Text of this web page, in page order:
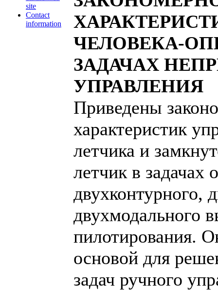
site
Contact
information
ЧЕЛОВЕКА-
ЗАДАЧАХ
УПРАВЛЕНИЯ
Приведены
характеристик
летчика и
летчик в задачах
двухконтурного,
двухмодального
пилотирования.
основой для
задач ручного